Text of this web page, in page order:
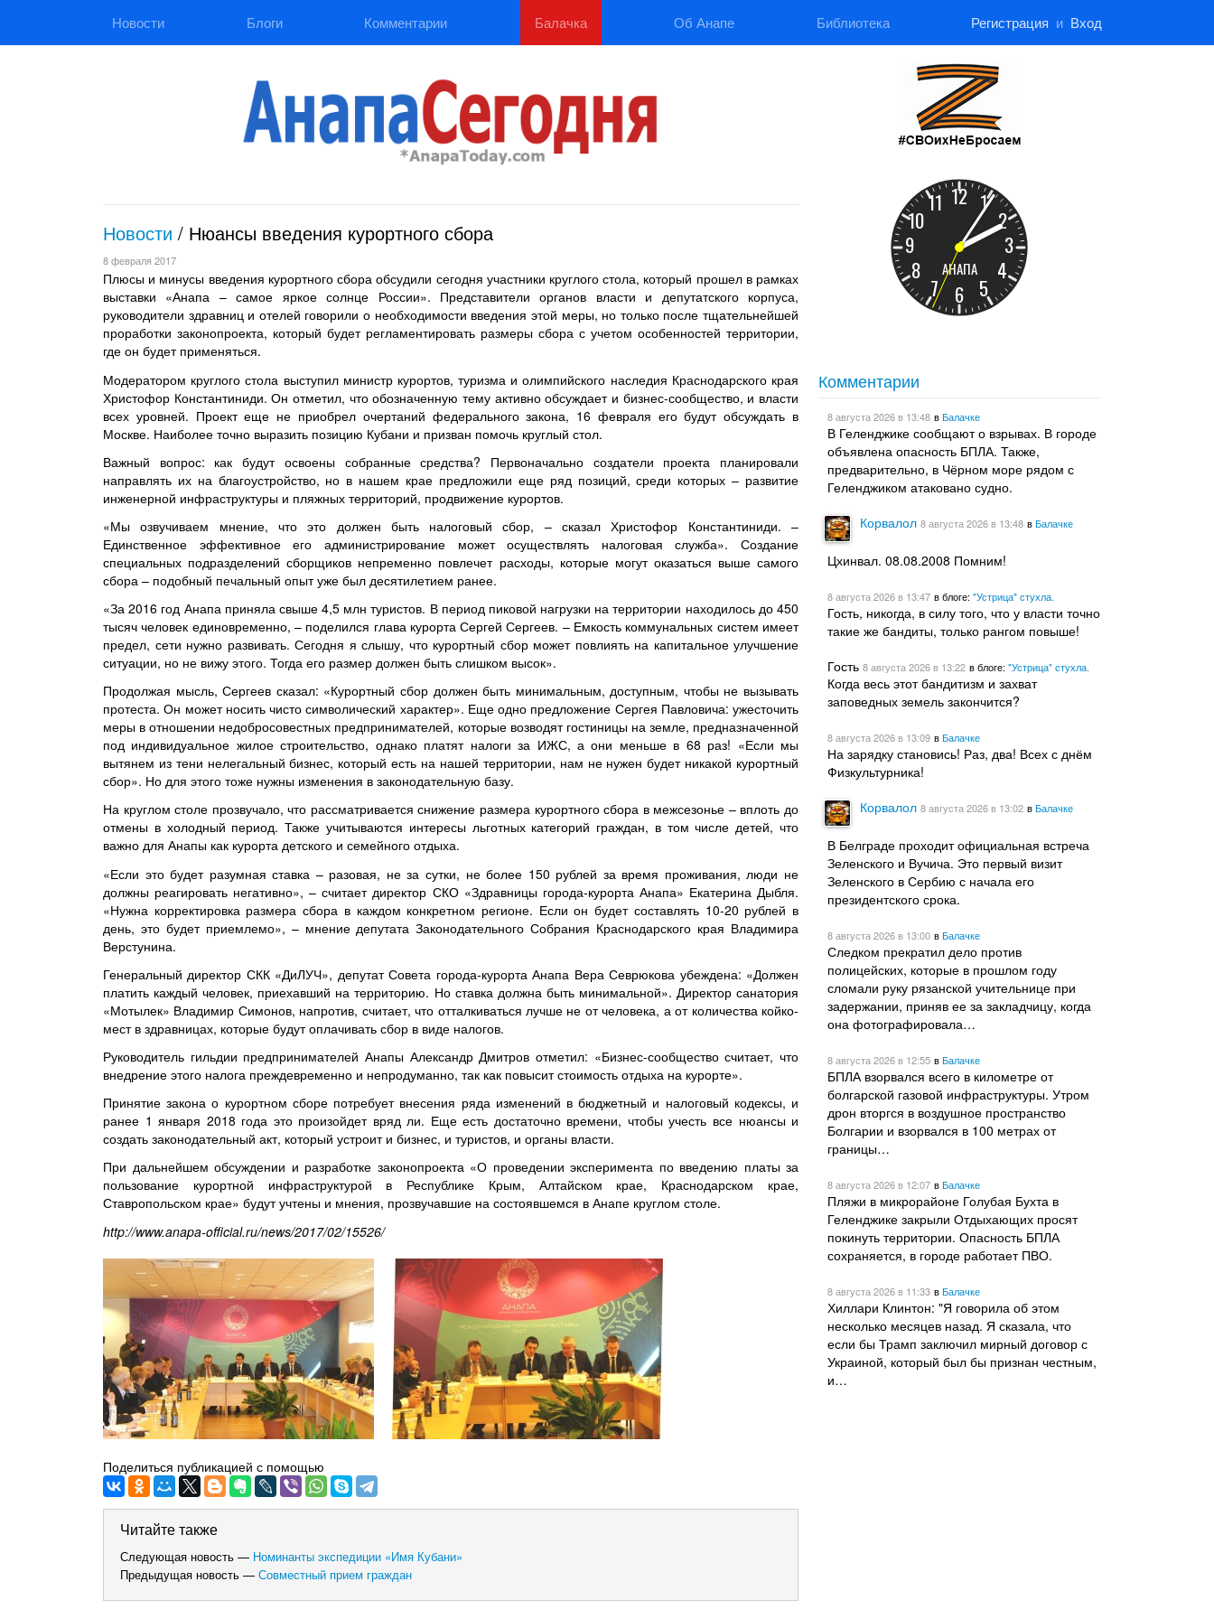
Новости Блоги Комментарии Балачка Об Анапе Библиотека Регистрация и Вход
Новости / Нюансы введения курортного сбора
8 февраля 2017
Плюсы и минусы введения курортного сбора обсудили сегодня участники круглого стола, который прошел в рамках
выставки «Анапа – самое яркое солнце России». Представители органов власти и депутатского корпуса,
руководители здравниц и отелей говорили о необходимости введения этой меры, но только после тщательнейшей
проработки законопроекта, который будет регламентировать размеры сбора с учетом особенностей территории,
где он будет применяться.
Модератором круглого стола выступил министр курортов, туризма и олимпийского наследия Краснодарского края
Христофор Константиниди. Он отметил, что обозначенную тему активно обсуждает и бизнес-сообщество, и власти
всех уровней. Проект еще не приобрел очертаний федерального закона, 16 февраля его будут обсуждать в
Москве. Наиболее точно выразить позицию Кубани и призван помочь круглый стол.
Важный вопрос: как будут освоены собранные средства? Первоначально создатели проекта планировали
направлять их на благоустройство, но в нашем крае предложили еще ряд позиций, среди которых – развитие
инженерной инфраструктуры и пляжных территорий, продвижение курортов.
«Мы озвучиваем мнение, что это должен быть налоговый сбор, – сказал Христофор Константиниди. –
Единственное эффективное его администрирование может осуществлять налоговая служба». Создание
специальных подразделений сборщиков непременно повлечет расходы, которые могут оказаться выше самого
сбора – подобный печальный опыт уже был десятилетием ранее.
«За 2016 год Анапа приняла свыше 4,5 млн туристов. В период пиковой нагрузки на территории находилось до 450
тысяч человек единовременно, – поделился глава курорта Сергей Сергеев. – Емкость коммунальных систем имеет
предел, сети нужно развивать. Сегодня я слышу, что курортный сбор может повлиять на капитальное улучшение
ситуации, но не вижу этого. Тогда его размер должен быть слишком высок».
Продолжая мысль, Сергеев сказал: «Курортный сбор должен быть минимальным, доступным, чтобы не вызывать
протеста. Он может носить чисто символический характер». Еще одно предложение Сергея Павловича: ужесточить
меры в отношении недобросовестных предпринимателей, которые возводят гостиницы на земле, предназначенной
под индивидуальное жилое строительство, однако платят налоги за ИЖС, а они меньше в 68 раз! «Если мы
вытянем из тени нелегальный бизнес, который есть на нашей территории, нам не нужен будет никакой курортный
сбор». Но для этого тоже нужны изменения в законодательную базу.
На круглом столе прозвучало, что рассматривается снижение размера курортного сбора в межсезонье – вплоть до
отмены в холодный период. Также учитываются интересы льготных категорий граждан, в том числе детей, что
важно для Анапы как курорта детского и семейного отдыха.
«Если это будет разумная ставка – разовая, не за сутки, не более 150 рублей за время проживания, люди не
должны реагировать негативно», – считает директор СКО «Здравницы города-курорта Анапа» Екатерина Дыбля.
«Нужна корректировка размера сбора в каждом конкретном регионе. Если он будет составлять 10-20 рублей в
день, это будет приемлемо», – мнение депутата Законодательного Собрания Краснодарского края Владимира
Верстунина.
Генеральный директор СКК «ДиЛУЧ», депутат Совета города-курорта Анапа Вера Севрюкова убеждена: «Должен
платить каждый человек, приехавший на территорию. Но ставка должна быть минимальной». Директор санатория
«Мотылек» Владимир Симонов, напротив, считает, что отталкиваться лучше не от человека, а от количества койко-
мест в здравницах, которые будут оплачивать сбор в виде налогов.
Руководитель гильдии предпринимателей Анапы Александр Дмитров отметил: «Бизнес-сообщество считает, что
внедрение этого налога преждевременно и непродуманно, так как повысит стоимость отдыха на курорте».
Принятие закона о курортном сборе потребует внесения ряда изменений в бюджетный и налоговый кодексы, и
ранее 1 января 2018 года это произойдет вряд ли. Еще есть достаточно времени, чтобы учесть все нюансы и
создать законодательный акт, который устроит и бизнес, и туристов, и органы власти.
При дальнейшем обсуждении и разработке законопроекта «О проведении эксперимента по введению платы за
пользование курортной инфраструктурой в Республике Крым, Алтайском крае, Краснодарском крае,
Ставропольском крае» будут учтены и мнения, прозвучавшие на состоявшемся в Анапе круглом столе.
http://www.anapa-official.ru/news/2017/02/15526/
Поделиться публикацией с помощью
Читайте также
Следующая новость — Номинанты экспедиции «Имя Кубани»
Предыдущая новость — Совместный прием граждан
Комментарии
8 августа 2026в 13:48 вБалачке
В Геленджике сообщают о взрывах. В городе
объявлена опасность БПЛА. Также,
предварительно, в Чёрном море рядом с
Геленджиком атаковано судно.
Корвалол 8 августа 2026в 13:48 вБалачке
Цхинвал. 08.08.2008 Помним!
8 августа 2026в 13:47 в блоге:"Устрица" стухла.
Гость, никогда, в силу того, что у власти точно
такие же бандиты, только рангом повыше!
Гость 8 августа 2026в 13:22 в блоге:"Устрица" стухла.
Когда весь этот бандитизм и захват
заповедных земель закончится?
8 августа 2026в 13:09 вБалачке
На зарядку становись! Раз, два! Всех с днём
Физкультурника!
Корвалол 8 августа 2026в 13:02 вБалачке
В Белграде проходит официальная встреча
Зеленского и Вучича. Это первый визит
Зеленского в Сербию с начала его
президентского срока.
8 августа 2026в 13:00 вБалачке
Следком прекратил дело против
полицейских, которые в прошлом году
сломали руку рязанской учительнице при
задержании, приняв ее за закладчицу, когда
она фотографировала…
8 августа 2026в 12:55 вБалачке
БПЛА взорвался всего в километре от
болгарской газовой инфраструктуры. Утром
дрон вторгся в воздушное пространство
Болгарии и взорвался в 100 метрах от
границы…
8 августа 2026в 12:07 вБалачке
Пляжи в микрорайоне Голубая Бухта в
Геленджике закрыли Отдыхающих просят
покинуть территории. Опасность БПЛА
сохраняется, в городе работает ПВО.
8 августа 2026в 11:33 вБалачке
Хиллари Клинтон: "Я говорила об этом
несколько месяцев назад. Я сказала, что
если бы Трамп заключил мирный договор с
Украиной, который был бы признан честным,
и…